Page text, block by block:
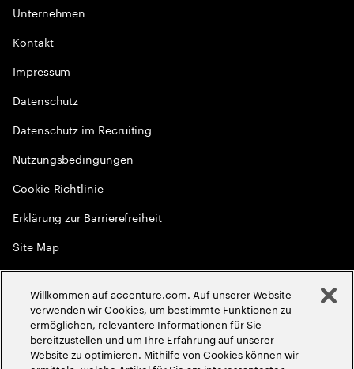
Unternehmen
Kontakt
Impressum
Datenschutz
Datenschutz im Recruiting
Nutzungsbedingungen
Cookie-Richtlinie
Erklärung zur Barrierefreiheit
Site Map
Globale Meritokratie
2026Accenture. Alle Rechte vorbehalten
Willkommen auf accenture.com. Auf unserer Website
verwenden wir Cookies, um bestimmte Funktionen zu
ermöglichen, relevantere Informationen für Sie
bereitzustellen und um Ihre Erfahrung auf unserer
Website zu optimieren. Mithilfe von Cookies können wir